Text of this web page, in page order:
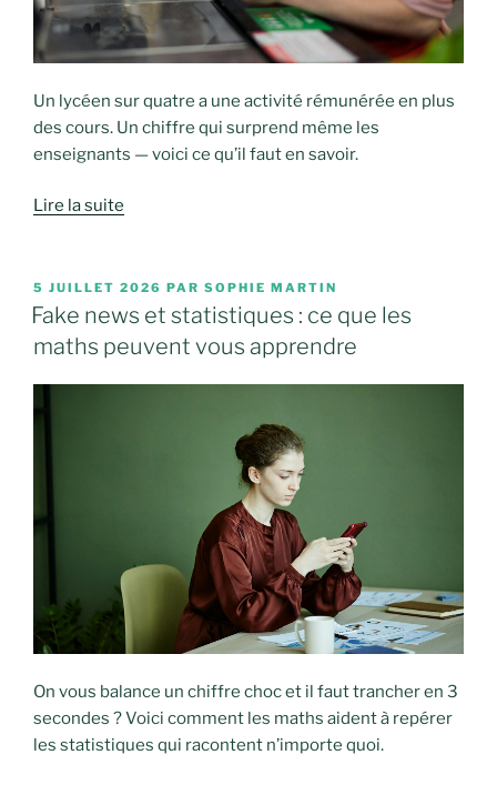
Un lycéen sur quatre a une activité rémunérée en plus
des cours. Un chiffre qui surprend même les
enseignants — voici ce qu’il faut en savoir.
Lire la suite
PUBLIÉ
LE
5 JUILLET 2026 PAR SOPHIE MARTIN
Fake news et statistiques : ce que les
maths peuvent vous apprendre
On vous balance un chiffre choc et il faut trancher en 3
secondes ? Voici comment les maths aident à repérer
les statistiques qui racontent n’importe quoi.